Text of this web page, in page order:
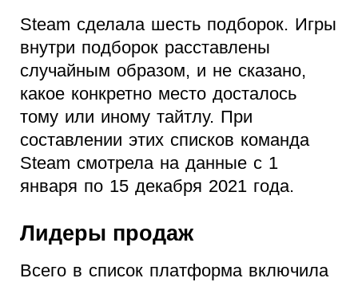
Steam сделала шесть подборок. Игры
внутри подборок расставлены
случайным образом, и не сказано,
какое конкретно место досталось
тому или иному тайтлу. При
составлении этих списков команда
Steam смотрела на данные с 1
января по 15 декабря 2021 года.
Лидеры продаж
Всего в список платформа включила